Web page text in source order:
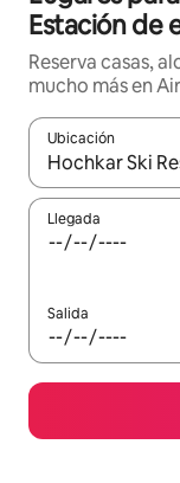
Estación de
Reserva casas,
mucho más en
Ubicación
Cuando los
Llegada
Salida